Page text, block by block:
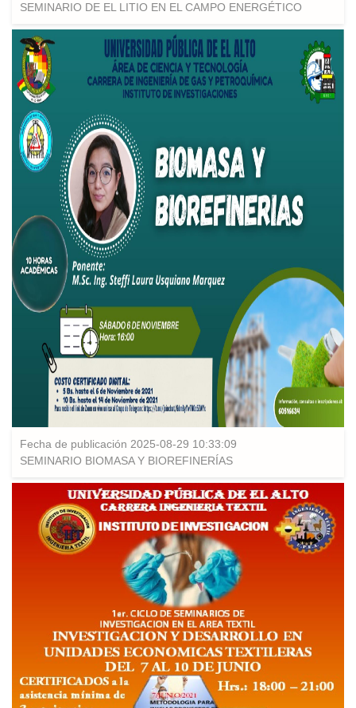
SEMINARIO DE EL LITIO EN EL CAMPO ENERGÉTICO
Fecha de publicación 2025-08-29 10:33:09
SEMINARIO BIOMASA Y BIOREFINERÍAS